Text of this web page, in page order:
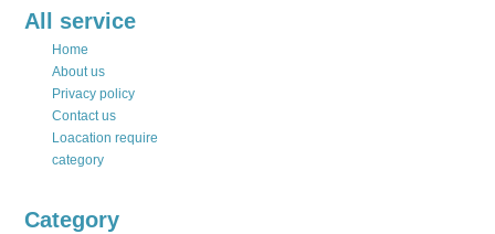
All service
Home
About us
Privacy policy
Contact us
Loacation require
category
Category